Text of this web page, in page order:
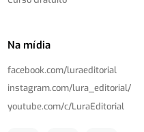
Na mídia
facebook.com/luraeditorial
instagram.com/lura_editorial/
youtube.com/c/LuraEditorial